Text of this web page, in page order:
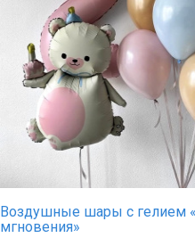
Воздушные шары с гелием
мгновения»